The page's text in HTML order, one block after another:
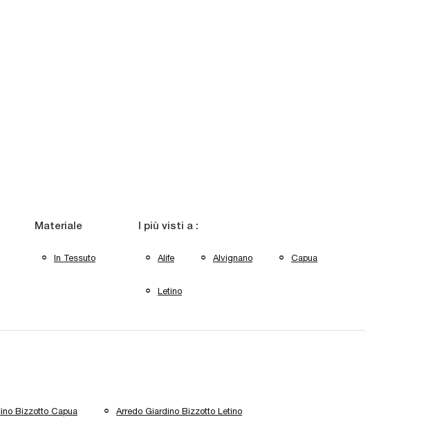
Materiale
In Tessuto
I più visti a :
Alife Alvignano Capua
Letino
Bizzotto Capua Arredo Giardino Bizzotto Letino